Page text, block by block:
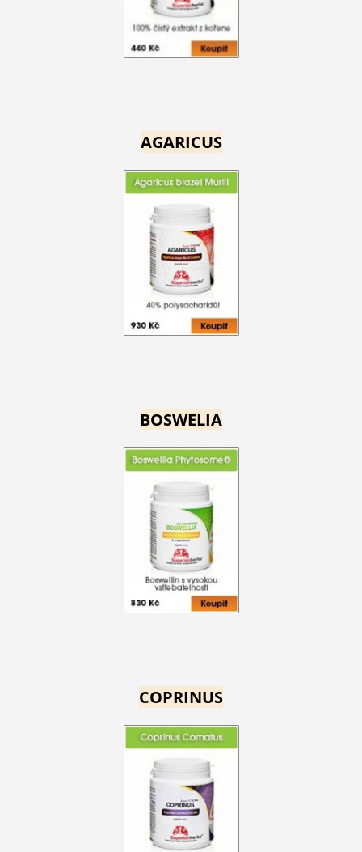
AGARICUS
BOSWELIA
COPRINUS